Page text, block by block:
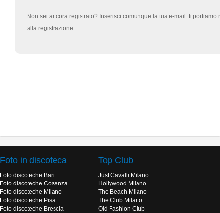
Non sei ancora registrato? Inserisci comunque la tua e-mail: ti portiamo
alla registrazione.
Foto in discoteca
Foto discoteche Bari
Foto discoteche Cosenza
Foto discoteche Milano
Foto discoteche Pisa
Foto discoteche Brescia
Top Club
Just Cavalli Milano
Hollywood Milano
The Beach Milano
The Club Milano
Old Fashion Club